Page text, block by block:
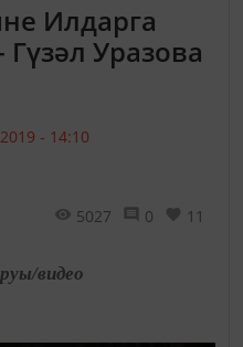
Илдарга
Уразова
- 14:10
5027 0 11
видео